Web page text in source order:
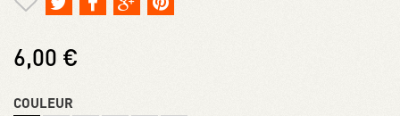
6,00 €
COULEUR